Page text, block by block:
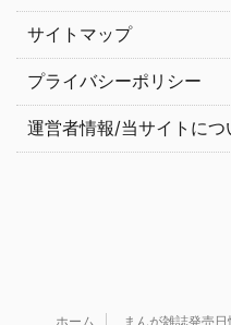
サイトマップ
プライバシーポリシー
運営者情報/当サイトにつ
ホーム まんが雑誌発売日